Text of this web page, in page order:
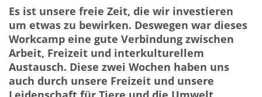
Es ist unsere freie Zeit, die wir investieren
um etwas zu bewirken. Deswegen war dieses
Workcamp eine gute Verbindung zwischen
Arbeit, Freizeit und interkulturellem
Austausch. Diese zwei Wochen haben uns
auch durch unsere Freizeit und unsere